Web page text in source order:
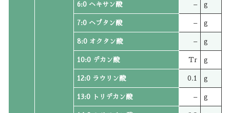
6:0 ヘキサン酸 – g
7:0 ヘプタン酸 – g
8:0 オクタン酸 – g
10:0 デカン酸 Tr g
12:0 ラウリン酸 0.1 g
13:0 トリデカン酸 – g